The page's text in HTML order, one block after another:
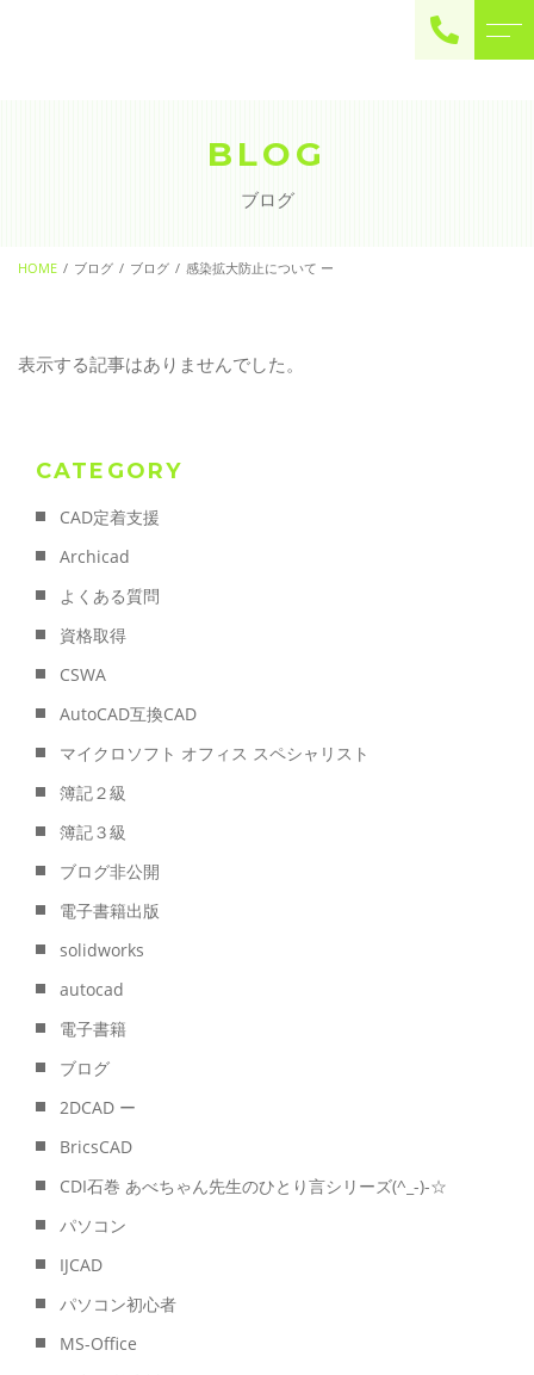
contact
BLOG
ブログ
HOME ブログ ブログ 感染拡大防止について ー
表示する記事はありませんでした。
CATEGORY
CAD定着支援
Archicad
よくある質問
資格取得
CSWA
AutoCAD互換CAD
マイクロソフト オフィス スペシャリスト
簿記２級
簿記３級
ブログ非公開
電子書籍出版
solidworks
autocad
電子書籍
ブログ
2DCAD ー
BricsCAD
CDI石巻 あべちゃん先生のひとり言シリーズ(^_-)-☆
パソコン
IJCAD
パソコン初心者
MS-Office